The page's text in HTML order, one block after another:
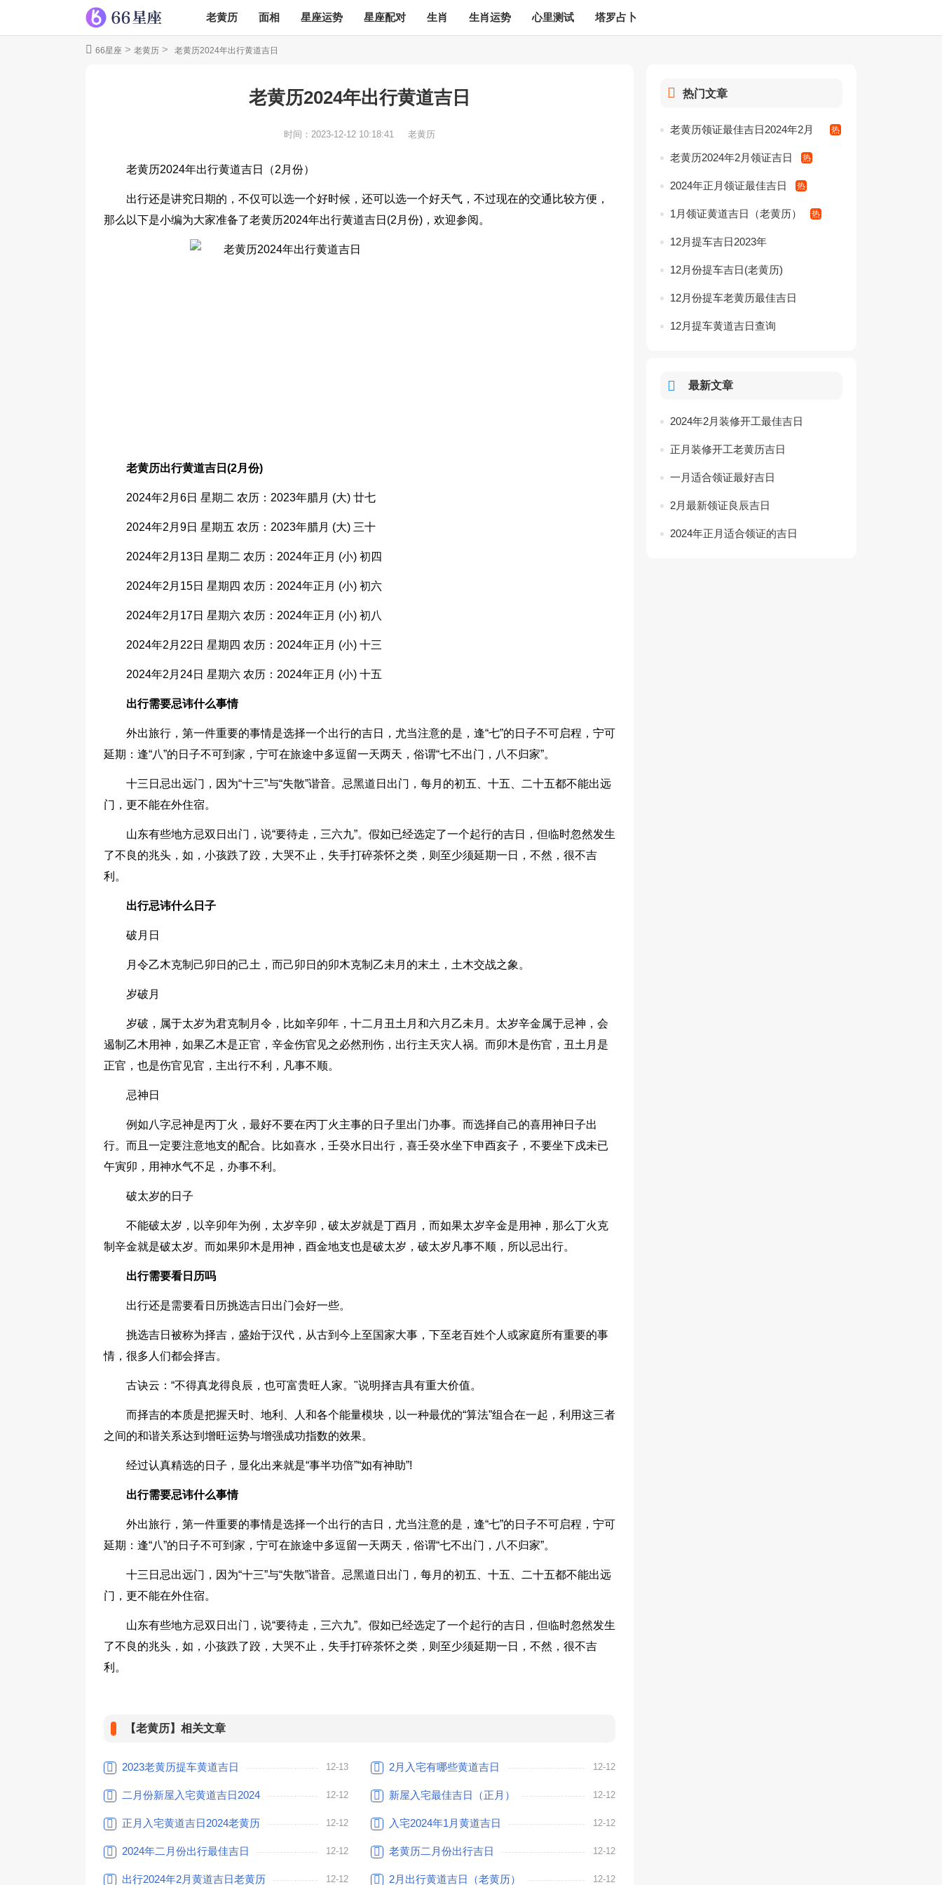
老黄历 面相 星座运势 星座配对 生肖 生肖运势 心里测试 塔罗占卜
66星座 > 老黄历 > 老黄历2024年出行黄道吉日
老黄历2024年出行黄道吉日
时间： 2023-12-12 10:18:41 老黄历
老黄历2024年出行黄道吉日（2月份）
出行还是讲究日期的，不仅可以选一个好时候，还可以选一个好天气，不过现在的交通比较方便，
那么以下是小编为大家准备了老黄历2024年出行黄道吉日(2月份)，欢迎参阅。
老黄历出行黄道吉日(2月份)
2024年2月6日 星期二 农历：2023年腊月 (大) 廿七
2024年2月9日 星期五 农历：2023年腊月 (大) 三十
2024年2月13日 星期二 农历：2024年正月 (小) 初四
2024年2月15日 星期四 农历：2024年正月 (小) 初六
2024年2月17日 星期六 农历：2024年正月 (小) 初八
2024年2月22日 星期四 农历：2024年正月 (小) 十三
2024年2月24日 星期六 农历：2024年正月 (小) 十五
出行需要忌讳什么事情
外出旅行，第一件重要的事情是选择一个出行的吉日，尤当注意的是，逢“七”的日子不可启程，宁可
延期：逢“八”的日子不可到家，宁可在旅途中多逗留一天两天，俗谓“七不出门，八不归家”。
十三日忌出远门，因为“十三”与“失散”谐音。忌黑道日出门，每月的初五、十五、二十五都不能出远
门，更不能在外住宿。
山东有些地方忌双日出门，说“要待走，三六九”。假如已经选定了一个起行的吉日，但临时忽然发生
了不良的兆头，如，小孩跌了跤，大哭不止，失手打碎茶怀之类，则至少须延期一日，不然，很不吉
利。
出行忌讳什么日子
破月日
月令乙木克制己卯日的己土，而己卯日的卯木克制乙未月的末土，土木交战之象。
岁破月
岁破，属于太岁为君克制月令，比如辛卯年，十二月丑土月和六月乙未月。太岁辛金属于忌神，会
遏制乙木用神，如果乙木是正官，辛金伤官见之必然刑伤，出行主天灾人祸。而卯木是伤官，丑土月是
正官，也是伤官见官，主出行不利，凡事不顺。
忌神日
例如八字忌神是丙丁火，最好不要在丙丁火主事的日子里出门办事。而选择自己的喜用神日子出
行。而且一定要注意地支的配合。比如喜水，壬癸水日出行，喜壬癸水坐下申酉亥子，不要坐下戍未已
午寅卯，用神水气不足，办事不利。
破太岁的日子
不能破太岁，以辛卯年为例，太岁辛卯，破太岁就是丁酉月，而如果太岁辛金是用神，那么丁火克
制辛金就是破太岁。而如果卯木是用神，酉金地支也是破太岁，破太岁凡事不顺，所以忌出行。
出行需要看日历吗
出行还是需要看日历挑选吉日出门会好一些。
挑选吉日被称为择吉，盛始于汉代，从古到今上至国家大事，下至老百姓个人或家庭所有重要的事
情，很多人们都会择吉。
古诀云：“不得真龙得良辰，也可富贵旺人家。"说明择吉具有重大价值。
而择吉的本质是把握天时、地利、人和各个能量模块，以一种最优的“算法”组合在一起，利用这三者
之间的和谐关系达到增旺运势与增强成功指数的效果。
经过认真精选的日子，显化出来就是“事半功倍”“如有神助”!
出行需要忌讳什么事情
外出旅行，第一件重要的事情是选择一个出行的吉日，尤当注意的是，逢“七”的日子不可启程，宁可
延期：逢“八”的日子不可到家，宁可在旅途中多逗留一天两天，俗谓“七不出门，八不归家”。
十三日忌出远门，因为“十三”与“失散”谐音。忌黑道日出门，每月的初五、十五、二十五都不能出远
门，更不能在外住宿。
山东有些地方忌双日出门，说“要待走，三六九”。假如已经选定了一个起行的吉日，但临时忽然发生
了不良的兆头，如，小孩跌了跤，大哭不止，失手打碎茶怀之类，则至少须延期一日，不然，很不吉
利。
【老黄历】相关文章
2023老黄历提车黄道吉日 12-13 2月入宅有哪些黄道吉日 12-12
二月份新屋入宅黄道吉日2024 12-12 新屋入宅最佳吉日（正月） 12-12
正月入宅黄道吉日2024老黄历 12-12 入宅2024年1月黄道吉日 12-12
2024年二月份出行最佳吉日 12-12 老黄历二月份出行吉日 12-12
出行2024年2月黄道吉日老黄历 12-12 2月出行黄道吉日（老黄历） 12-12
热门文章
老黄历领证最佳吉日2024年2月
份
老黄历2024年2月领证吉日
2024年正月领证最佳吉日
1月领证黄道吉日（老黄历）
12月提车吉日2023年
12月份提车吉日(老黄历)
12月份提车老黄历最佳吉日
12月提车黄道吉日查询
最新文章
2024年2月装修开工最佳吉日
正月装修开工老黄历吉日
一月适合领证最好吉日
2月最新领证良辰吉日
2024年正月适合领证的吉日